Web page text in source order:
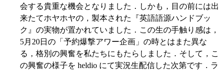
会する貴重な機会となりました．しかも，目の前には出
来たてホヤホヤの，製本された『英語語源ハンドブッ
ク』の実物が置かれていました．この生の手触り感は，
5月20日の「予約爆撃アワー企画」の時とはまた異な
る，格別の興奮を私たちにもたらしました．そして，こ
の興奮の様子を heldio にて実況生配信した次第です．ラ